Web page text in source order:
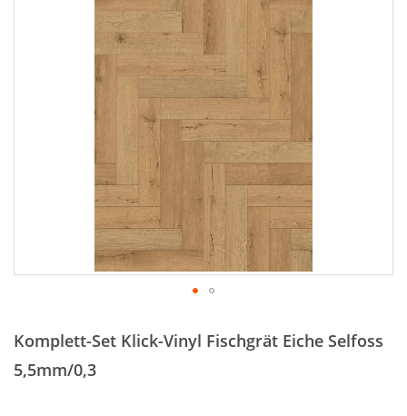
der
Bildergalerie
springen
Komplett-Set Klick-Vinyl Fischgrät Eiche Selfoss
5,5mm/0,3